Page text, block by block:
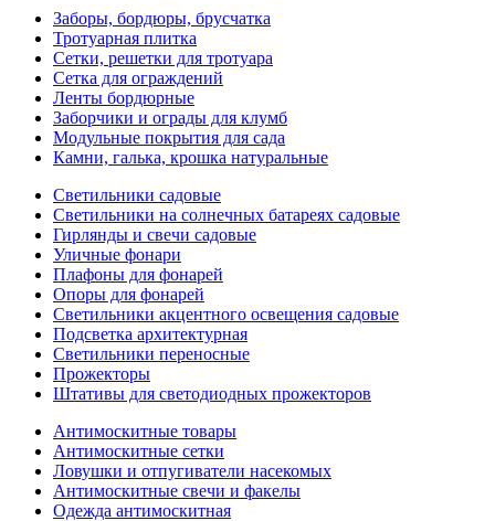
Заборы, бордюры, брусчатка
Тротуарная плитка
Сетки, решетки для тротуара
Сетка для ограждений
Ленты бордюрные
Заборчики и ограды для клумб
Модульные покрытия для сада
Камни, галька, крошка натуральные
Светильники садовые
Светильники на солнечных батареях садовые
Гирлянды и свечи садовые
Уличные фонари
Плафоны для фонарей
Опоры для фонарей
Светильники акцентного освещения садовые
Подсветка архитектурная
Светильники переносные
Прожекторы
Штативы для светодиодных прожекторов
Антимоскитные товары
Антимоскитные сетки
Ловушки и отпугиватели насекомых
Антимоскитные свечи и факелы
Одежда антимоскитная